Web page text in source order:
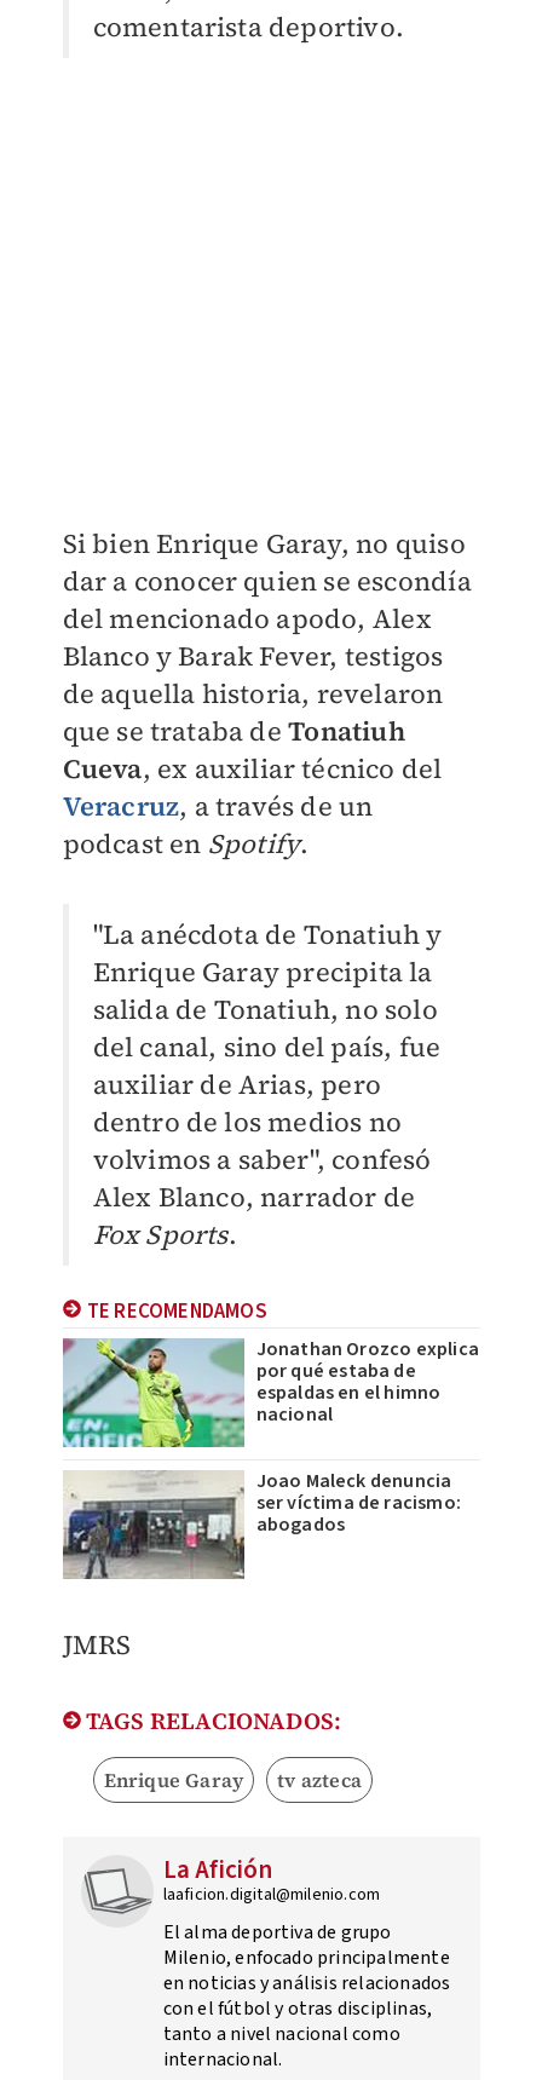
comentarista deportivo.
Si bien Enrique Garay, no quiso
dar a conocer quien se escondía
del mencionado apodo, Alex
Blanco y Barak Fever, testigos
de aquella historia, revelaron
que se trataba deTonatiuh
Cueva, ex auxiliar técnico del
Veracruz, a través de un
podcast en Spotify.
"La anécdota de Tonatiuh y
Enrique Garay precipita la
salida de Tonatiuh, no solo
del canal, sino del país, fue
auxiliar de Arias, pero
dentro de los medios no
volvimos a saber", confesó
Alex Blanco, narrador de
Fox Sports.
TE RECOMENDAMOS
Jonathan Orozco explica
por qué estaba de
espaldas en el himno
nacional
Joao Maleck denuncia
ser víctima de racismo:
abogados
​JMRS
TAGS RELACIONADOS:
Enrique Garay tv azteca
La Afición
laaficion.digital@milenio.com
El alma deportiva de grupo
Milenio, enfocado principalmente
en noticias y análisis relacionados
con el fútbol y otras disciplinas,
tanto a nivel nacional como
internacional.